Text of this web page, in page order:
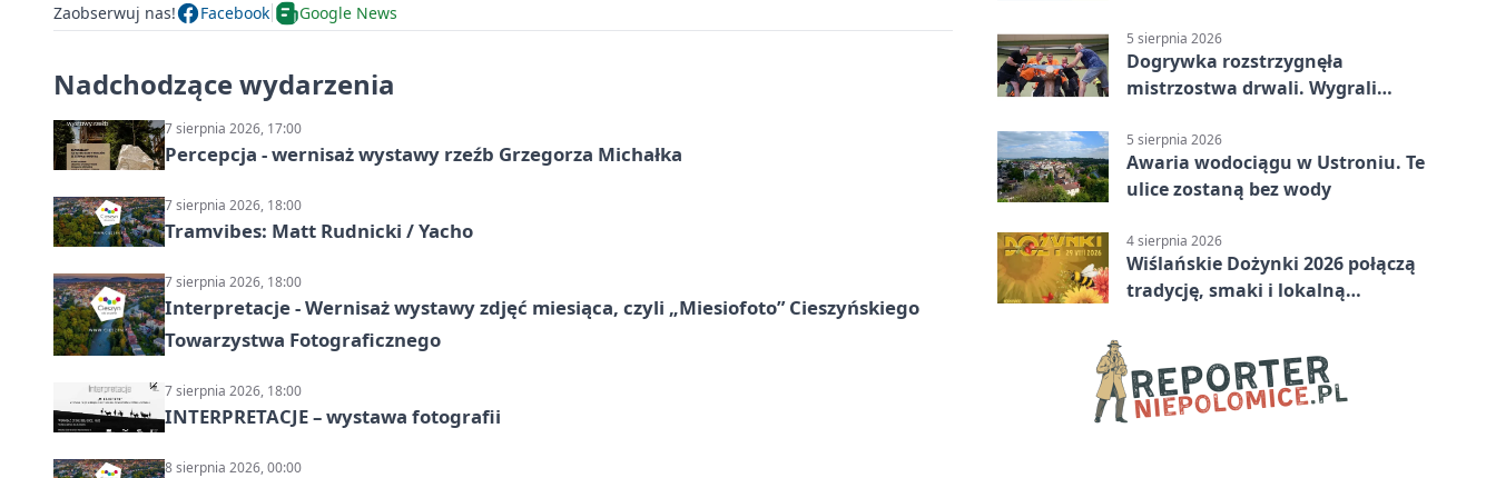
Zaobserwuj nas! Facebook Google News
Nadchodzące wydarzenia
7 sierpnia 2026, 17:00
Percepcja - wernisaż wystawy rzeźb Grzegorza Michałka
7 sierpnia 2026, 18:00
Tramvibes: Matt Rudnicki / Yacho
7 sierpnia 2026, 18:00
Interpretacje - Wernisaż wystawy zdjęć miesiąca, czyli „Miesiofoto” Cieszyńskiego
Towarzystwa Fotograficznego
7 sierpnia 2026, 18:00
INTERPRETACJE – wystawa fotografii
8 sierpnia 2026, 00:00
5 sierpnia 2026
Dogrywka rozstrzygnęła
mistrzostwa drwali. Wygrali
5 sierpnia 2026
Awaria wodociągu w Ustroniu. Te
ulice zostaną bez wody
4 sierpnia 2026
Wiślańskie Dożynki 2026 połączą
tradycję, smaki i lokalną